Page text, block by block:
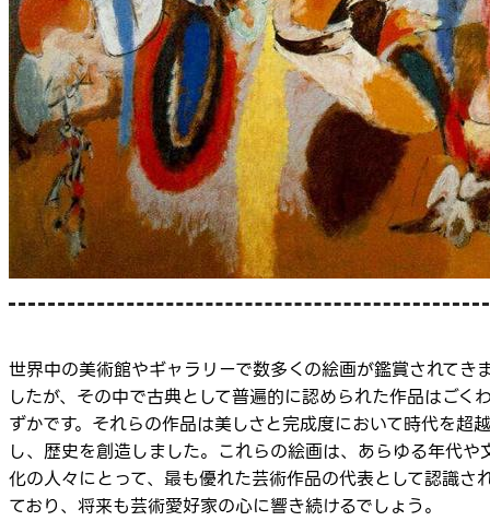
世界中の美術館やギャラリーで数多くの絵画が鑑賞されてき
したが、その中で古典として普遍的に認められた作品はごく
ずかです。それらの作品は美しさと完成度において時代を超越
し、歴史を創造しました。これらの絵画は、あらゆる年代や
化の人々にとって、最も優れた芸術作品の代表として認識さ
ており、将来も芸術愛好家の心に響き続けるでしょう。